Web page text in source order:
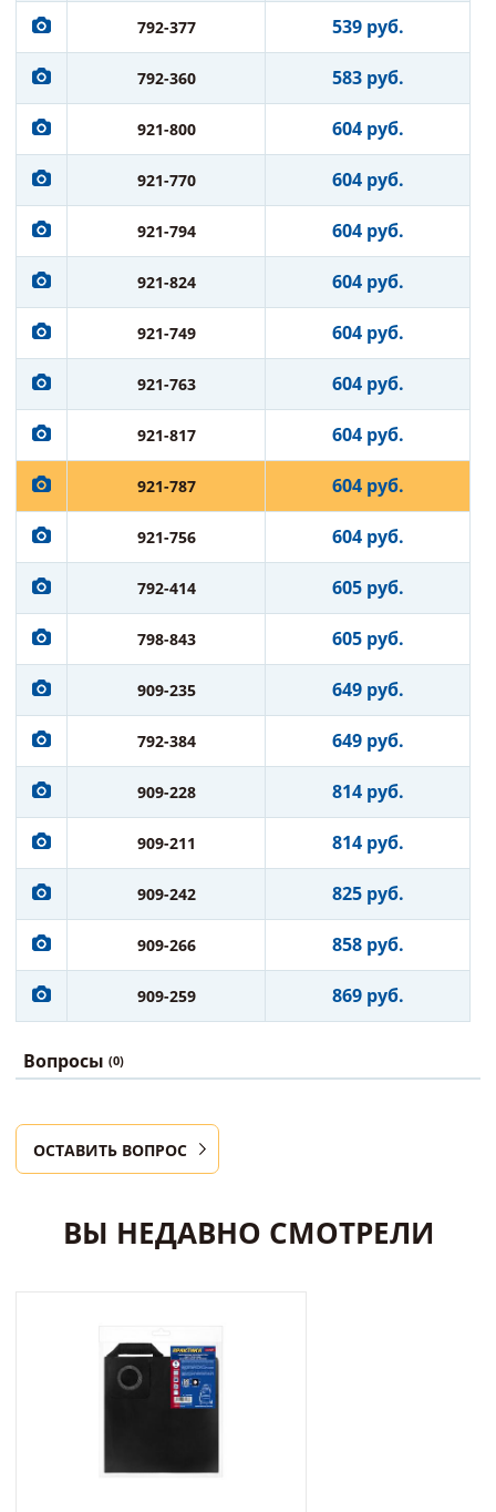
792-377 539 руб.
792-360 583 руб.
921-800 604 руб.
921-770 604 руб.
921-794 604 руб.
921-824 604 руб.
921-749 604 руб.
921-763 604 руб.
921-817 604 руб.
921-787 604 руб.
921-756 604 руб.
792-414 605 руб.
798-843 605 руб.
909-235 649 руб.
792-384 649 руб.
909-228 814 руб.
909-211 814 руб.
909-242 825 руб.
909-266 858 руб.
909-259 869 руб.
Вопросы (0)
ОСТАВИТЬ ВОПРОС
ВЫ НЕДАВНО СМОТРЕЛИ